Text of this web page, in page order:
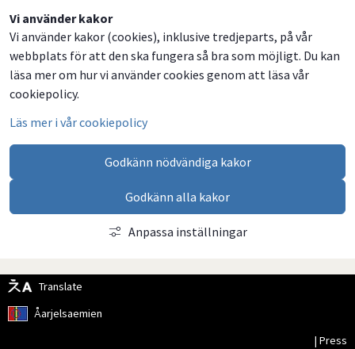
Vi använder kakor
Vi använder kakor (cookies), inklusive tredjeparts, på vår
webbplats för att den ska fungera så bra som möjligt. Du kan
läsa mer om hur vi använder cookies genom att läsa vår
cookiepolicy.
Läs mer i vår cookiepolicy
Godkänn nödvändiga kakor
Godkänn alla kakor
Anpassa inställningar
Translate
Åarjelsaemien
| Press
Dela
på
Facebook
Dela
på
Twitter
Dela
på
LinkedIn
Dela
via
email